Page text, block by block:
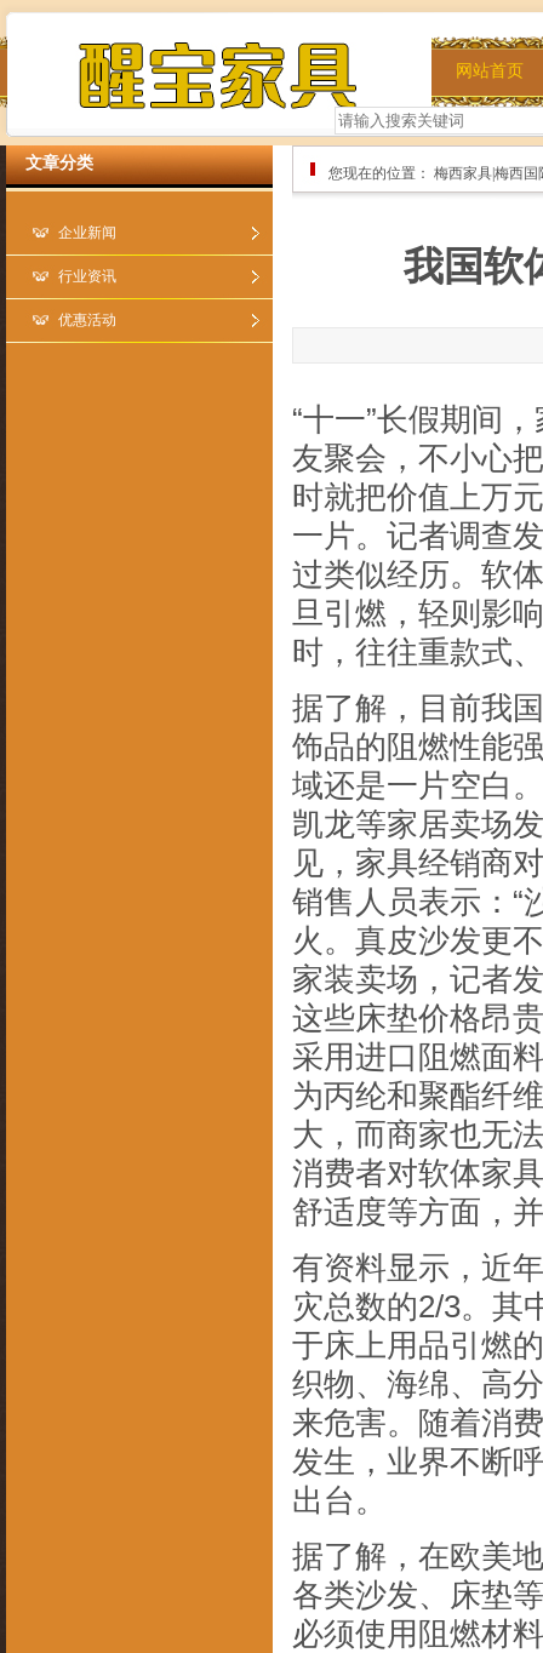
网站首页
文章分类
企业新闻
行业资讯
优惠活动
您现在的位置： 梅西家具|梅西国
我国软
“十一”长假期间
友聚会，不小心
时就把价值上万
一片。记者调查
过类似经历。软
旦引燃，轻则影
时，往往重款式
据了解，目前我
饰品的阻燃性能
域还是一片空白
凯龙等家居卖场
见，家具经销商
销售人员表示：“
火。真皮沙发更
家装卖场，记者
这些床垫价格昂
采用进口阻燃面
为丙纶和聚酯纤
大，而商家也无
消费者对软体家
舒适度等方面，
有资料显示，近
灾总数的2/3。其
于床上用品引燃
织物、海绵、高
来危害。随着消
发生，业界不断
出台。
据了解，在欧美
各类沙发、床垫
必须使用阻燃材